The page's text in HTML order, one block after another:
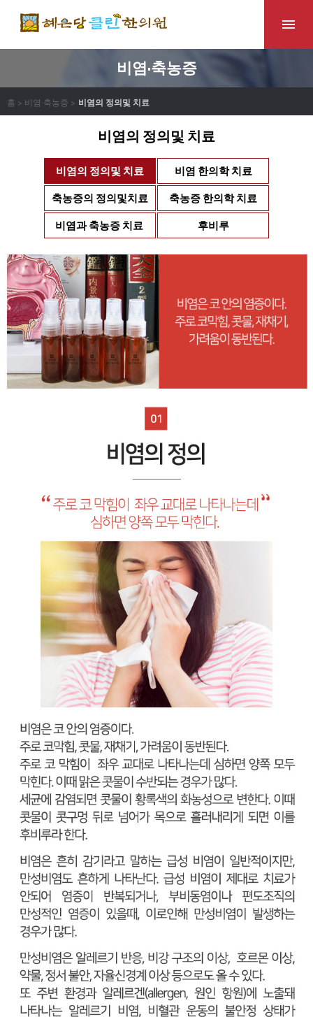
비염·축농증
홈 > 비염·축농증 > 비염의 정의및 치료
비염의 정의및 치료
비염의 정의및 치료
비염 한의학 치료
축농증의 정의및치료
축농증 한의학 치료
비염과 축농증 치료
후비루